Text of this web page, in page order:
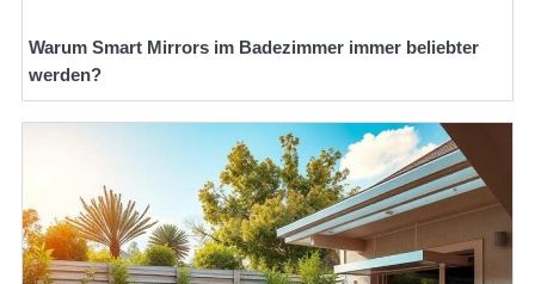
Warum Smart Mirrors im Badezimmer immer beliebter
werden?